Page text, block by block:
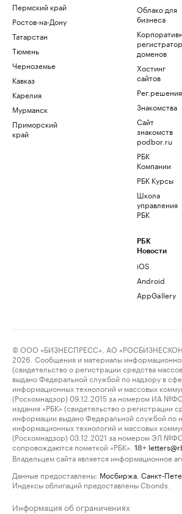
Пермский край
Ростов-на-Дону
Татарстан
Тюмень
Черноземье
Кавказ
Карелия
Мурманск
Приморский
край
Облако для
бизнеса
регистратор
доменов
Хостинг
сайтов
Рег.решения
Знакомства
Сайт
знакомств
podbor.ru
РБК
Компании
РБК Курсы
Школа
управления
РБК
РБК
Новости
iOS
Android
AppGallery
© ООО «БИЗНЕСПРЕСС», АО
2026. Сообщения и материалы
(свидетельство о регистрации средства
выдано Федеральной службой по надзору в
информационных технологий и массовых
(Роскомнадзор) 09.12.2015 за номером ИА
издания «РБК» (свидетельство о регистрации
информации выдано Федеральной службой по
информационных технологий и массовых
(Роскомнадзор) 03.12.2021 за номером ЭЛ
сопровождаются пометкой «РБК».
18+
Владельцем сайта является информационное
Данные предоставлены: Мосбиржа Санкт-
Индексы облигаций предоставлены Cbonds.
Информация об ограничениях